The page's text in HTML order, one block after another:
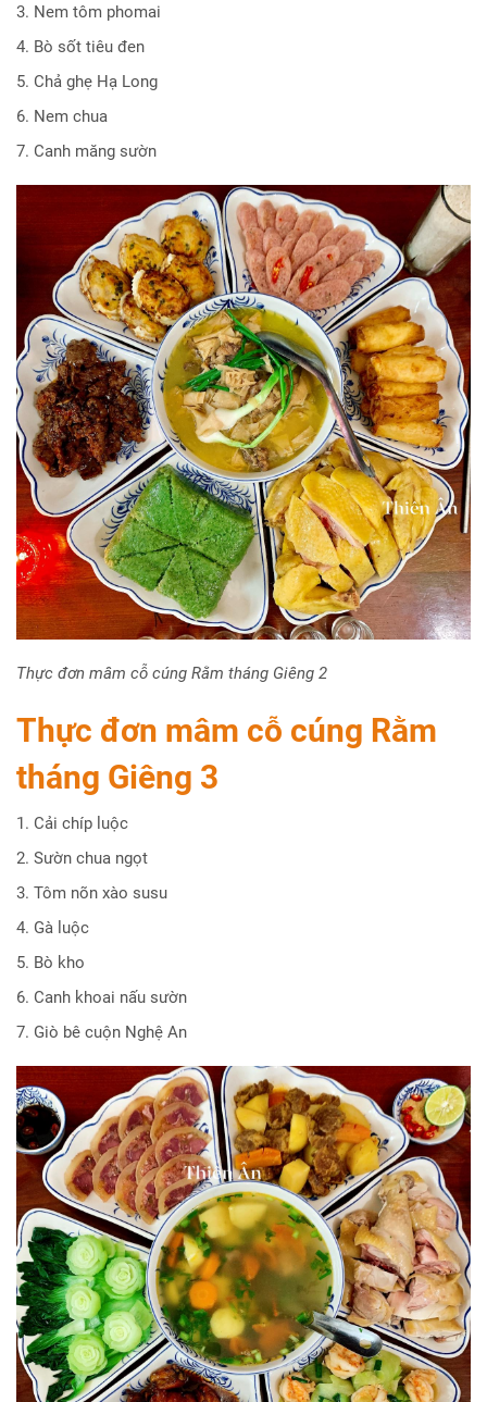
3. Nem tôm phomai
4. Bò sốt tiêu đen
5. Chả ghẹ Hạ Long
6. Nem chua
7. Canh măng sườn
Thực đơn mâm cỗ cúng Rằm tháng Giêng 2
Thực đơn mâm cỗ cúng Rằm
tháng Giêng 3
1. Cải chíp luộc
2. Sườn chua ngọt
3. Tôm nõn xào susu
4. Gà luộc
5. Bò kho
6. Canh khoai nấu sườn
7. Giò bê cuộn Nghệ An